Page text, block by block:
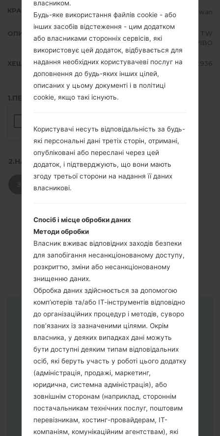
КРАЇНА Taiwan
ОПИС
Chunghwa, FarEastTone, KGT, TW
M Mobile, VIBO
ХЕШ e2c02ca9adff63dff6bab044a4e32936
1.ПЕРЕВІРТИ НАЯВНІСТЬ RECAPTCHA
2.НАТИСНІТЬ, ЩОБ ЗАВАНТАЖИТИ
ЗАВАНТАЖИТИ
Інструкції
власником.
Будь-яке використання файлів cookie - або
інших засобів відстеження - цим додатком
або власниками сторонніх сервісів, які
використовує цей додаток, відбувається для
надання необхідних користувачеві послуг на
доповнення до будь-яких інших цілей,
описаних у цьому документі і в політиці
cookie, якщо такі існують.
Користувачі несуть відповідальність за будь-
які персональні дані третіх сторін, отримані,
опубліковані або переслані через цей
додаток, і підтверджують, що вони мають
згоду третьої сторони на надання її даних
власникові.
Спосіб і місце обробки даних
Методи обробки
Власник вживає відповідних заходів безпеки
для запобігання несанкціонованому доступу,
розкриттю, зміни або несанкціонованому
знищенню даних.
Обробка даних здійснюється за допомогою
комп’ютерів та/або ІТ-інструментів відповідно
до організаційних процедур і методів, суворо
пов’язаних із зазначеними цілями. Окрім
власника, у деяких випадках дані можуть
бути доступні деяким типам відповідальних
осіб, які беруть участь у роботі цього додатку
(адміністрація, продажі, маркетинг,
юридична, системна адміністрація), або
зовнішнім сторонам (наприклад, стороннім
постачальникам технічних послуг, поштовим
перевізникам, хостинг-провайдерам, ІТ-
компаніям, комунікаційним агентствам), які